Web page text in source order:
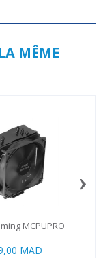
MÊME
MCPUPRO
MAD
›